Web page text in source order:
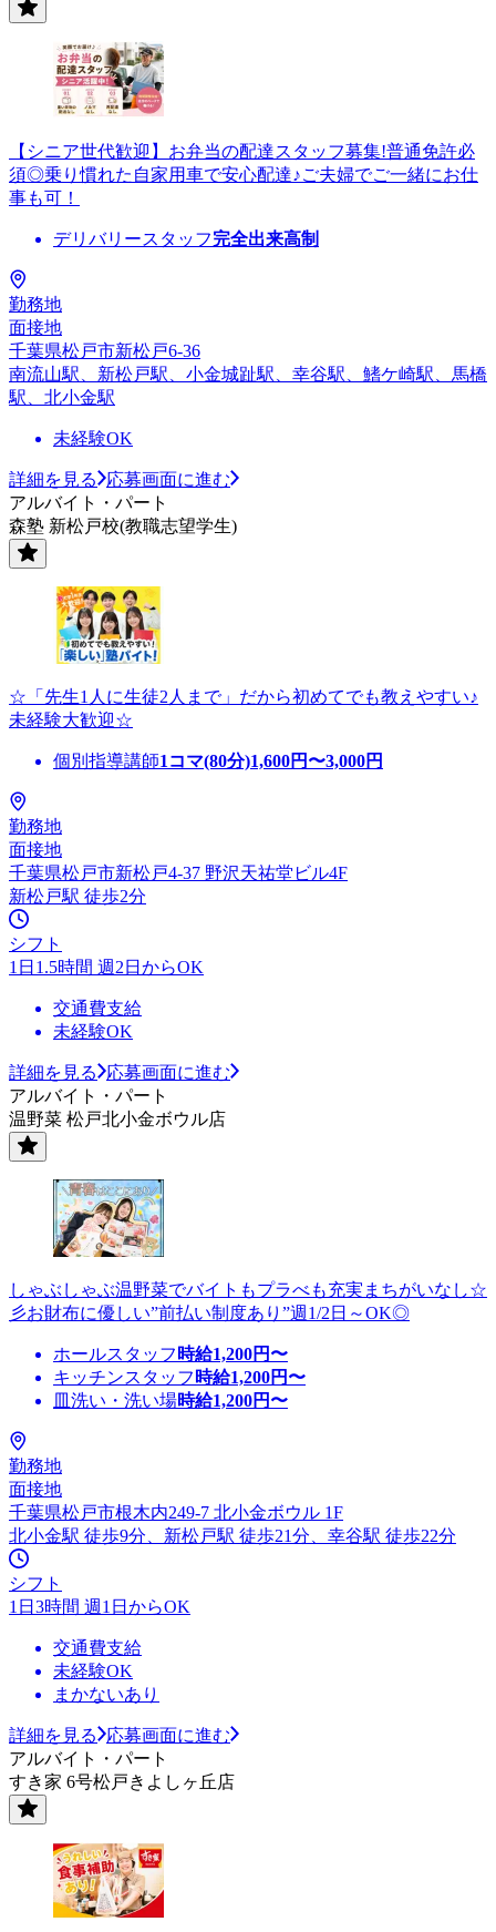
【シニア世代歓迎】お弁当の配達スタッフ募集!普通免許必
須◎乗り慣れた自家用車で安心配達♪ご夫婦でご一緒にお仕
事も可！
デリバリースタッフ完全出来高制
勤務地
面接地
千葉県松戸市新松戸6-36
南流山駅、新松戸駅、小金城趾駅、幸谷駅、鰭ケ崎駅、馬橋
駅、北小金駅
未経験OK
詳細を見る
応募画面に進む
アルバイト・パート
森塾 新松戸校(教職志望学生)
☆「先生1人に生徒2人まで」だから初めてでも教えやすい♪
未経験大歓迎☆
個別指導講師1コマ(80分)1,600円〜3,000円
勤務地
面接地
千葉県松戸市新松戸4-37 野沢天祐堂ビル4F
新松戸駅 徒歩2分
シフト
1日1.5時間 週2日からOK
交通費支給
未経験OK
詳細を見る
応募画面に進む
アルバイト・パート
温野菜 松戸北小金ボウル店
しゃぶしゃぶ温野菜でバイトもプラべも充実まちがいなし☆
彡お財布に優しい”前払い制度あり”週1/2日～OK◎
ホールスタッフ 時給1,200円〜
キッチンスタッフ 時給1,200円〜
皿洗い・洗い場時給1,200円〜
勤務地
面接地
千葉県松戸市根木内249-7 北小金ボウル 1F
北小金駅 徒歩9分、新松戸駅 徒歩21分、幸谷駅 徒歩22分
シフト
1日3時間 週1日からOK
交通費支給
未経験OK
まかないあり
詳細を見る
応募画面に進む
アルバイト・パート
すき家 6号松戸きよしヶ丘店